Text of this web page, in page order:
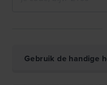
Gebruik de handige